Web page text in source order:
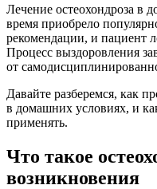
Лечение остеохондроза в
время приобрело
рекомендации, и пациент
Процесс выздоровления
от
Давайте разберемся, как
в домашних условиях, и
применять.
Что такое
возникновения